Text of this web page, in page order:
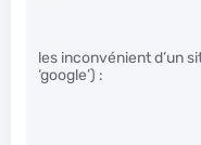
les inconvénient d’un
‘google’) :